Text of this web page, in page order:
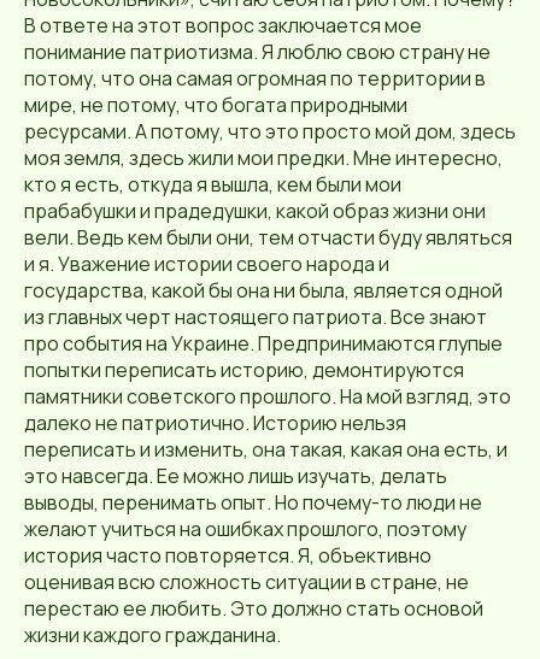
В ответе на этот вопрос заключается мое
понимание патриотизма. Я люблю свою страну не
потому, что она самая огромная по территории в
мире, не потому, что богата природными
ресурсами. А потому, что это просто мой дом, здесь
моя земля, здесь жили мои предки. Мне интересно,
кто я есть, откуда я вышла, кем были мои
прабабушки и прадедушки, какой образ жизни они
вели. Ведь кем были они, тем отчасти буду являться
и я. Уважение истории своего народа и
государства, какой бы она ни была, является одной
из главных черт настоящего патриота. Все знают
про события на Украине. Предпринимаются глупые
попытки переписать историю, демонтируются
памятники советского прошлого. На мой взгляд, это
далеко не патриотично. Историю нельзя
переписать и изменить, она такая, какая она есть, и
это навсегда. Ее можно лишь изучать, делать
выводы, перенимать опыт. Но почему-то люди не
желают учиться на ошибках прошлого, поэтому
история часто повторяется. Я, объективно
оценивая всю сложность ситуации в стране, не
перестаю ее любить. Это должно стать основой
жизни каждого гражданина.